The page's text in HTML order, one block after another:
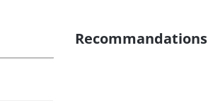
Recommandations